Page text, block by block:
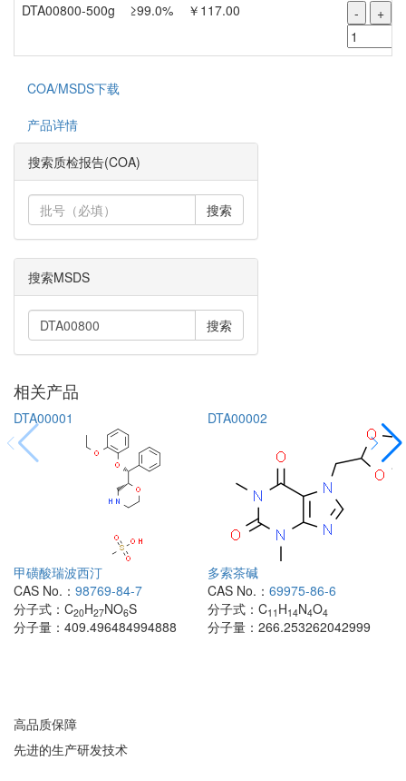
DTA00800-500g
≥99.0% ￥117.00 - +
COA/MSDS下载
产品详情
搜索质检报告(COA)
搜索
搜索MSDS
搜索
相关产品
DTA00001
甲磺酸瑞波西汀
CAS No.： 98769-84-7
分子式： C20H27NO6S
分子量： 409.496484994888
DTA00002
多索茶碱
CAS No.： 69975-86-6
分子式： C11 H14N4O4
分子量： 266.253262042999
高品质保障
先进的生产研发技术